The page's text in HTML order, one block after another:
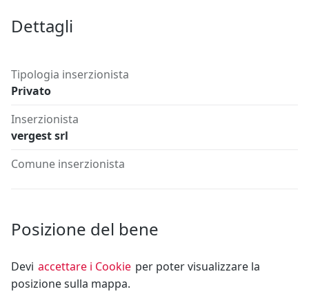
Dettagli
Tipologia inserzionista
Privato
Inserzionista
vergest srl
Comune inserzionista
Posizione del bene
Devi accettare i Cookie per poter visualizzare la
posizione sulla mappa.